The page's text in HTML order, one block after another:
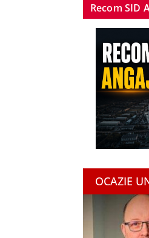
Recom SID
OCAZIE